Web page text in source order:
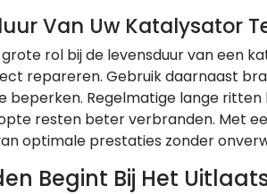
Van Uw Katalysator
rol bij de levensduur van een
repareren. Gebruik daarnaast
beperken. Regelmatige lange
resten beter verbranden. Met
optimale prestaties zonder
Begint Bij Het